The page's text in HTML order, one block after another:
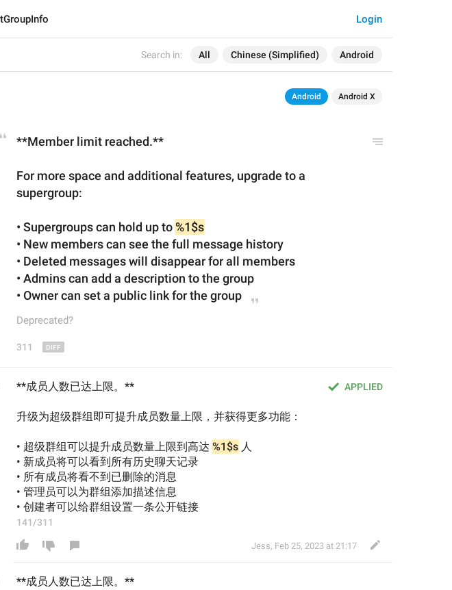
Search in: All Chinese (Simplified) Android
Login
Android Android X
**Member limit reached.**
For more space and additional features, upgrade to a
supergroup:
• Supergroups can hold up to %1$s
• New members can see the full message history
• Deleted messages will disappear for all members
• Admins can add a description to the group
• Owner can set a public link for the group
Deprecated?
311
APPLIED
**成员人数已达上限。**
升级为超级群组即可提升成员数量上限，并获得更多功能：
• 超级群组可以提升成员数量上限到高达 %1$s 人
• 新成员将可以看到所有历史聊天记录
• 所有成员将看不到已删除的消息
• 管理员可以为群组添加描述信息
• 创建者可以给群组设置一条公开链接
141/311
Jess, Feb 25, 2023 at 21:17
**成员人数已达上限。**